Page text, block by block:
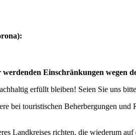
Einschränkungen wegen
erfüllt bleiben! Seien Sie uns
bei touristischen Beherbergungen
Landkreises richten, die wiederum